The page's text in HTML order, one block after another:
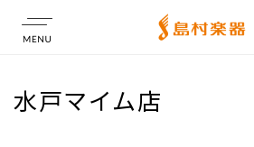
店舗情報
水戸マイム店